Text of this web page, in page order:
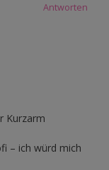
Antworten
Kurzarm
– ich würd mich